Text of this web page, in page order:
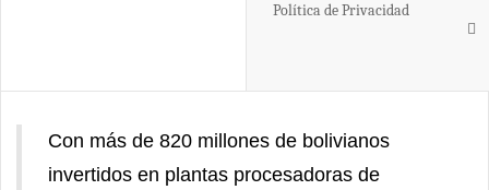
Política de Privacidad
Con más de 820 millones de bolivianos
invertidos en plantas procesadoras de